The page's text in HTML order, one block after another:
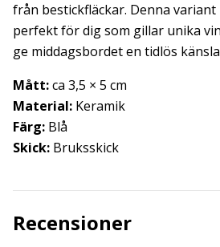
från bestickfläckar. Denna
perfekt för dig som gillar unika
ge middagsbordet en tidlös
Mått:ca 3,5 × 5 cm
Material: Keramik
Färg: Blå
Skick: Bruksskick
Recensioner